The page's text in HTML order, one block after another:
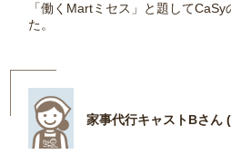
「働くMartミセス」と題して
た。
家事代行キャストBさん